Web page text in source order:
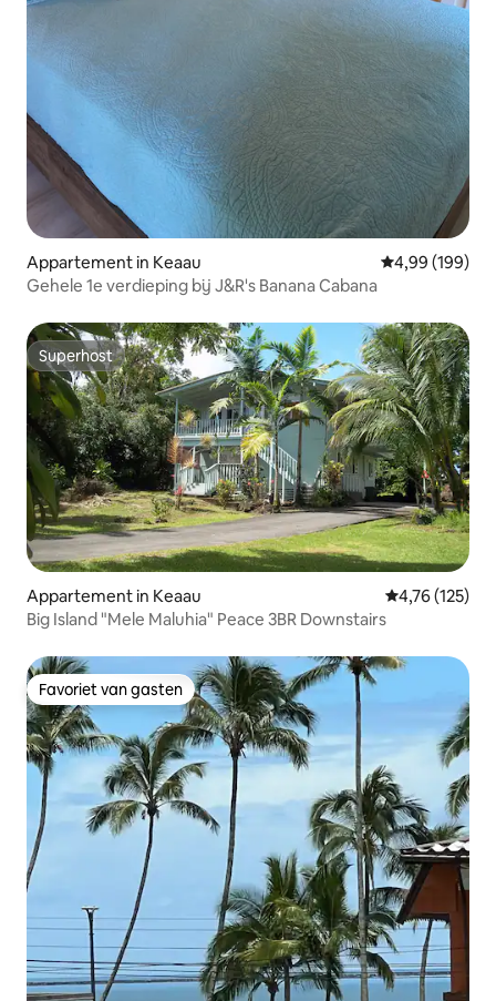
Appartement in Keaau Gemiddelde
4,99 (199)
Gehele 1e verdieping bij J&R's Banana Cabana
Superhost
Superhost
Appartement in Keaau Gemiddelde
4,76 (125)
Big Island "Mele Maluhia" Peace 3BR Downstairs
Favoriet van gasten
Favoriet van gasten